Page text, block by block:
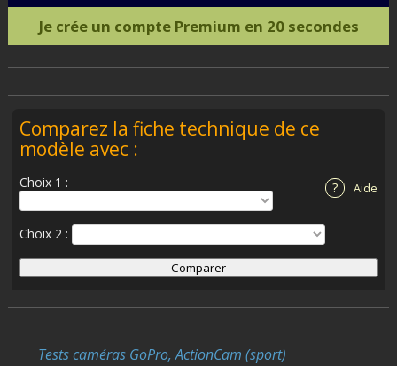
Je crée un compte Premium en 20 secondes
Comparez la fiche technique de ce
modèle avec :
? Aide
Choix 1 :
Choix 2 :
Tests caméras GoPro, ActionCam (sport)